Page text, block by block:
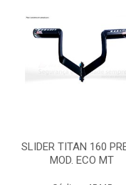
SLIDER TITAN 160
MOD. ECO MT